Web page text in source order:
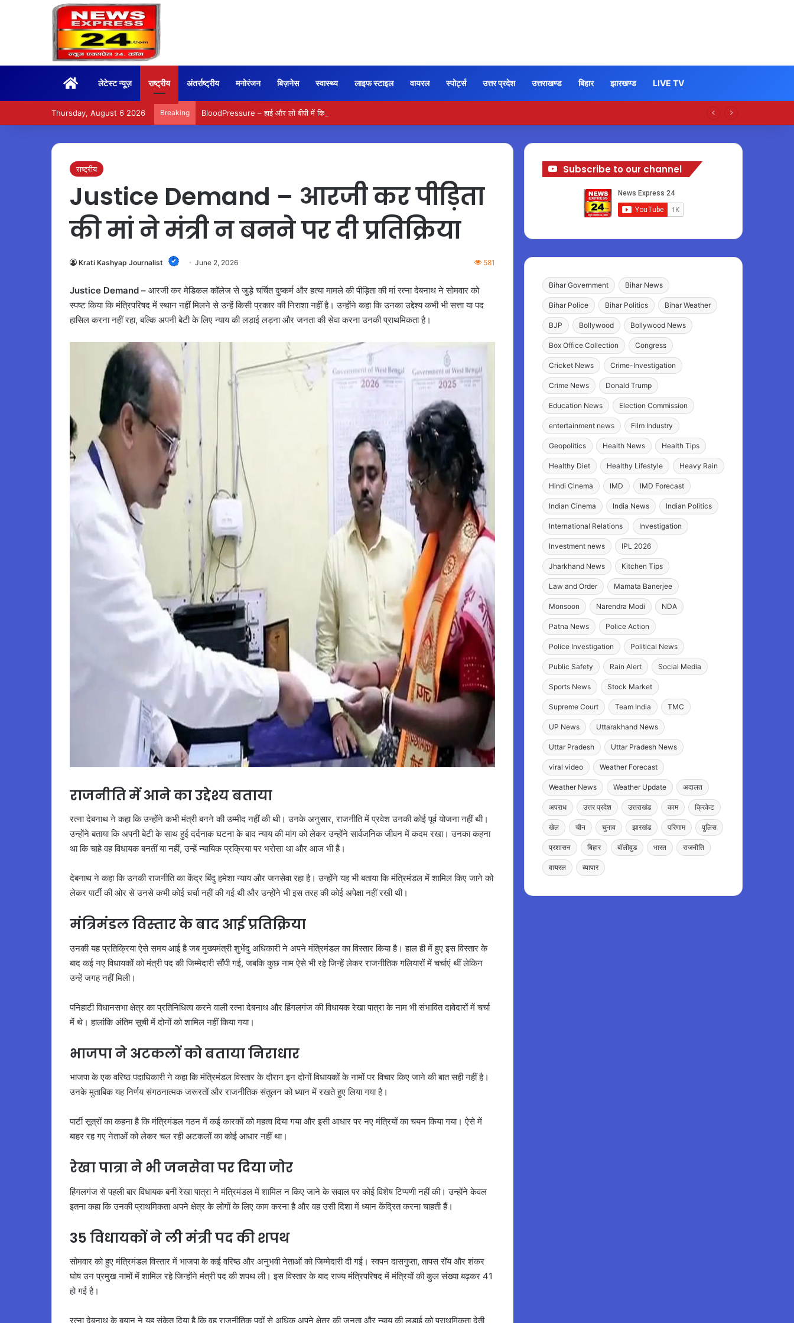
Homeलेटेस्ट न्यूज़ राष्ट्रीय अंतर्राष्ट्रीय मनोरंजन बिज़नेस स्वास्थ्य लाइफ स्टाइल वायरल स्पोर्ट्स उत्तर प्रदेश उत्तराखण्ड बिहार झारखण्ड LIVE TV
Thursday, August 6 2026 Breaking BloodPressure – हाई और लो बीपी में कितना नमक खाना सही, डॉक्टर ने बताया सुरक्षित मात्रा…
राष्ट्रीय
Justice Demand – आरजी कर पीड़िता
की मां ने मंत्री न बनने पर दी प्रतिक्रिया
Krati Kashyap Journalist June 2, 2026 581
Justice Demand – आरजी कर मेडिकल कॉलेज से जुड़े चर्चित दुष्कर्म और हत्या मामले की पीड़िता की मां रत्ना देबनाथ ने सोमवार को
स्पष्ट किया कि मंत्रिपरिषद में स्थान नहीं मिलने से उन्हें किसी प्रकार की निराशा नहीं है। उन्होंने कहा कि उनका उद्देश्य कभी भी सत्ता या पद
हासिल करना नहीं रहा, बल्कि अपनी बेटी के लिए न्याय की लड़ाई लड़ना और जनता की सेवा करना उनकी प्राथमिकता है।
राजनीति में आने का उद्देश्य बताया
रत्ना देबनाथ ने कहा कि उन्होंने कभी मंत्री बनने की उम्मीद नहीं की थी। उनके अनुसार, राजनीति में प्रवेश उनकी कोई पूर्व योजना नहीं थी।
उन्होंने बताया कि अपनी बेटी के साथ हुई दर्दनाक घटना के बाद न्याय की मांग को लेकर उन्होंने सार्वजनिक जीवन में कदम रखा। उनका कहना
था कि चाहे वह विधायक बनतीं या नहीं, उन्हें न्यायिक प्रक्रिया पर भरोसा था और आज भी है।
देबनाथ ने कहा कि उनकी राजनीति का केंद्र बिंदु हमेशा न्याय और जनसेवा रहा है। उन्होंने यह भी बताया कि मंत्रिमंडल में शामिल किए जाने को
लेकर पार्टी की ओर से उनसे कभी कोई चर्चा नहीं की गई थी और उन्होंने भी इस तरह की कोई अपेक्षा नहीं रखी थी।
मंत्रिमंडल विस्तार के बाद आई प्रतिक्रिया
उनकी यह प्रतिक्रिया ऐसे समय आई है जब मुख्यमंत्री शुभेंदु अधिकारी ने अपने मंत्रिमंडल का विस्तार किया है। हाल ही में हुए इस विस्तार के
बाद कई नए विधायकों को मंत्री पद की जिम्मेदारी सौंपी गई, जबकि कुछ नाम ऐसे भी रहे जिन्हें लेकर राजनीतिक गलियारों में चर्चाएं थीं लेकिन
उन्हें जगह नहीं मिली।
पनिहाटी विधानसभा क्षेत्र का प्रतिनिधित्व करने वाली रत्ना देबनाथ और हिंगलगंज की विधायक रेखा पात्रा के नाम भी संभावित दावेदारों में चर्चा
में थे। हालांकि अंतिम सूची में दोनों को शामिल नहीं किया गया।
भाजपा ने अटकलों को बताया निराधार
भाजपा के एक वरिष्ठ पदाधिकारी ने कहा कि मंत्रिमंडल विस्तार के दौरान इन दोनों विधायकों के नामों पर विचार किए जाने की बात सही नहीं है।
उनके मुताबिक यह निर्णय संगठनात्मक जरूरतों और राजनीतिक संतुलन को ध्यान में रखते हुए लिया गया है।
पार्टी सूत्रों का कहना है कि मंत्रिमंडल गठन में कई कारकों को महत्व दिया गया और इसी आधार पर नए मंत्रियों का चयन किया गया। ऐसे में
बाहर रह गए नेताओं को लेकर चल रही अटकलों का कोई आधार नहीं था।
रेखा पात्रा ने भी जनसेवा पर दिया जोर
हिंगलगंज से पहली बार विधायक बनीं रेखा पात्रा ने मंत्रिमंडल में शामिल न किए जाने के सवाल पर कोई विशेष टिप्पणी नहीं की। उन्होंने केवल
इतना कहा कि उनकी प्राथमिकता अपने क्षेत्र के लोगों के लिए काम करना है और वह उसी दिशा में ध्यान केंद्रित करना चाहती हैं।
35 विधायकों ने ली मंत्री पद की शपथ
सोमवार को हुए मंत्रिमंडल विस्तार में भाजपा के कई वरिष्ठ और अनुभवी नेताओं को जिम्मेदारी दी गई। स्वपन दासगुप्ता, तापस रॉय और शंकर
घोष उन प्रमुख नामों में शामिल रहे जिन्होंने मंत्री पद की शपथ ली। इस विस्तार के बाद राज्य मंत्रिपरिषद में मंत्रियों की कुल संख्या बढ़कर 41
हो गई है।
रत्ना देबनाथ के बयान ने यह संकेत दिया है कि वह राजनीतिक पदों से अधिक अपने क्षेत्र की जनता और न्याय की लड़ाई को प्राथमिकता देती
Subscribe to our channel
Bihar Government Bihar News
Bihar Police Bihar Politics Bihar Weather
BJP Bollywood Bollywood News
Box Office Collection Congress
Cricket News Crime-Investigation
Crime News Donald Trump
Education News Election Commission
entertainment news Film Industry
Geopolitics Health News Health Tips
Healthy Diet Healthy Lifestyle Heavy Rain
Hindi Cinema IMD IMD Forecast
Indian Cinema India News Indian Politics
International Relations Investigation
Investment news IPL 2026
Jharkhand News Kitchen Tips
Law and Order Mamata Banerjee
Monsoon Narendra Modi NDA
Patna News Police Action
Police Investigation Political News
Public Safety Rain Alert Social Media
Sports News Stock Market
Supreme Court Team India TMC
UP News Uttarakhand News
Uttar Pradesh Uttar Pradesh News
viral video Weather Forecast
Weather News Weather Update अदालत
अपराध उत्तर प्रदेश उत्तराखंड काम क्रिकेट
खेल चीन चुनाव झारखंड परिणाम पुलिस
प्रशासन बिहार बॉलीवुड भारत राजनीति
वायरल व्यापार